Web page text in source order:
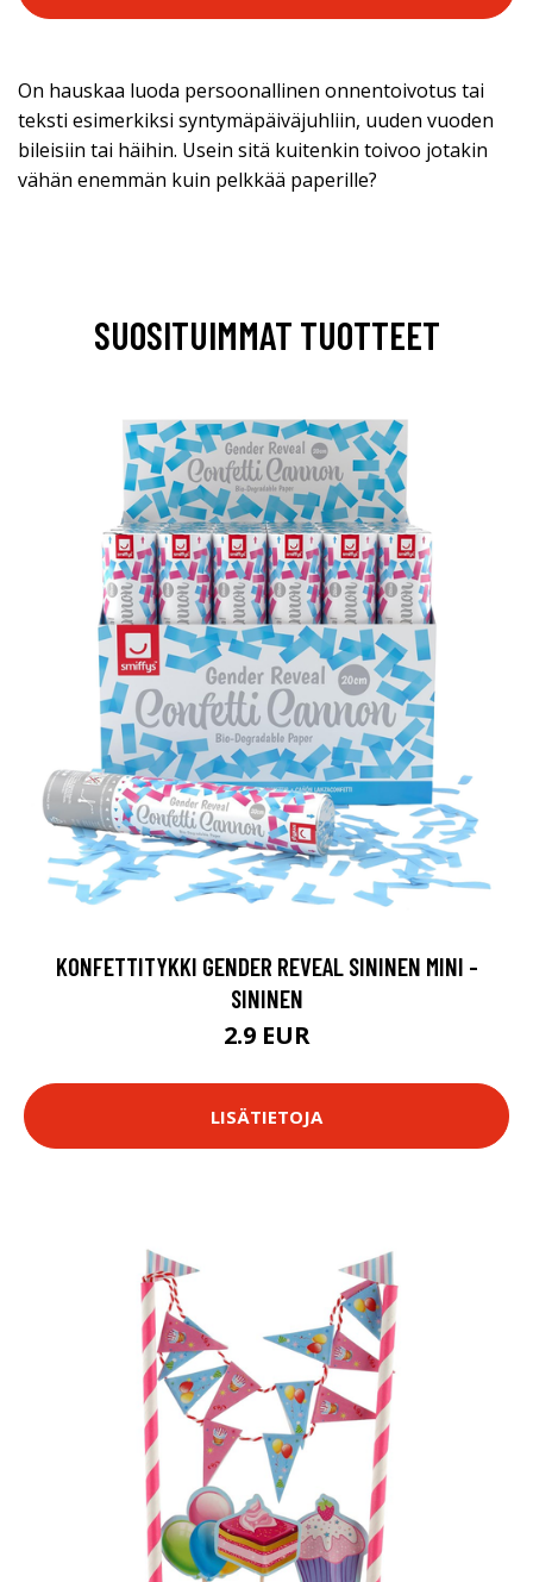
On hauskaa luoda persoonallinen onnentoivotus tai
teksti esimerkiksi syntymäpäiväjuhliin, uuden vuoden
bileisiin tai häihin. Usein sitä kuitenkin toivoo jotakin
vähän enemmän kuin pelkkää paperille?
SUOSITUIMMAT TUOTTEET
KONFETTITYKKI GENDER REVEAL SININEN MINI -
SININEN
2.9 EUR
LISÄTIETOJA